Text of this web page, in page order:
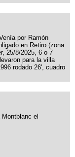
por Ramón
en Retiro (zona
25/8/2025, 6 o 7
para la villa
rodado 26', cuadro
el